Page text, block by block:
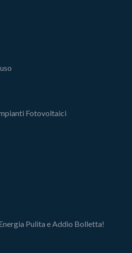
Fotovoltaici
Pulita e Addio Bolletta!